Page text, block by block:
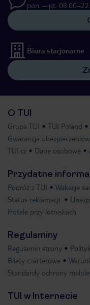
pon. – pt.
Biura stacjonarne
O TUI
Grupa TUI TUI Poland
Gwarancja
TUI.cz
Dane osobowe
Przydatne
Podróż z TUI Wakacje
Status reklamacji
Hotele przy lotniskach
Regulaminy
Regulamin strony
Bilety czarterowe
Standardy ochrony
TUI w Internecie